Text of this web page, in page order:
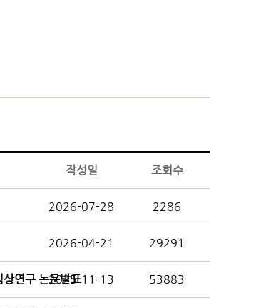
작성일 조회수
2026-07-28 2286
2026-04-21 29291
연구 논문발표2025-11-13 53883